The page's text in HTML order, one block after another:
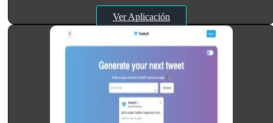
Ver Aplicación